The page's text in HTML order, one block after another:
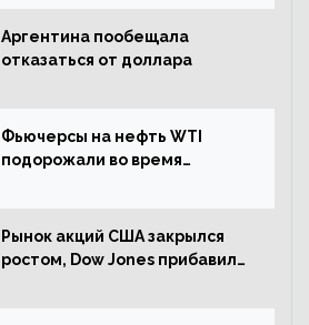
Аргентина пообещала
отказаться от доллара
Фьючерсы на нефть WTI
подорожали во время
Рынок акций США закрылся
ростом, Dow Jones прибавил